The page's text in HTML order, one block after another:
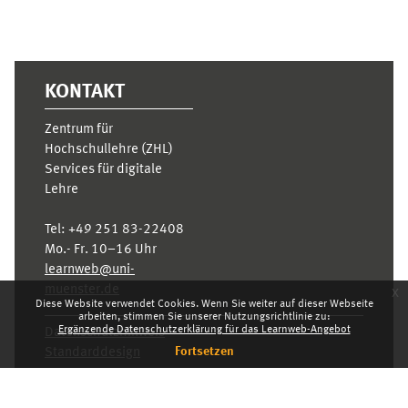
Diese Website verwendet Cookies. Wenn Sie weiter auf dieser Webseite
arbeiten, stimmen Sie unserer Nutzungsrichtlinie zu:
Ergänzende Datenschutzerklärung für das Learnweb-Angebot
Fortsetzen
x
KONTAKT
Zentrum für
Hochschullehre (ZHL)
Services für digitale
Lehre
Tel: +49 251 83-22408
Mo.- Fr. 10–16 Uhr
learnweb@uni-
Datenschutzhinweis